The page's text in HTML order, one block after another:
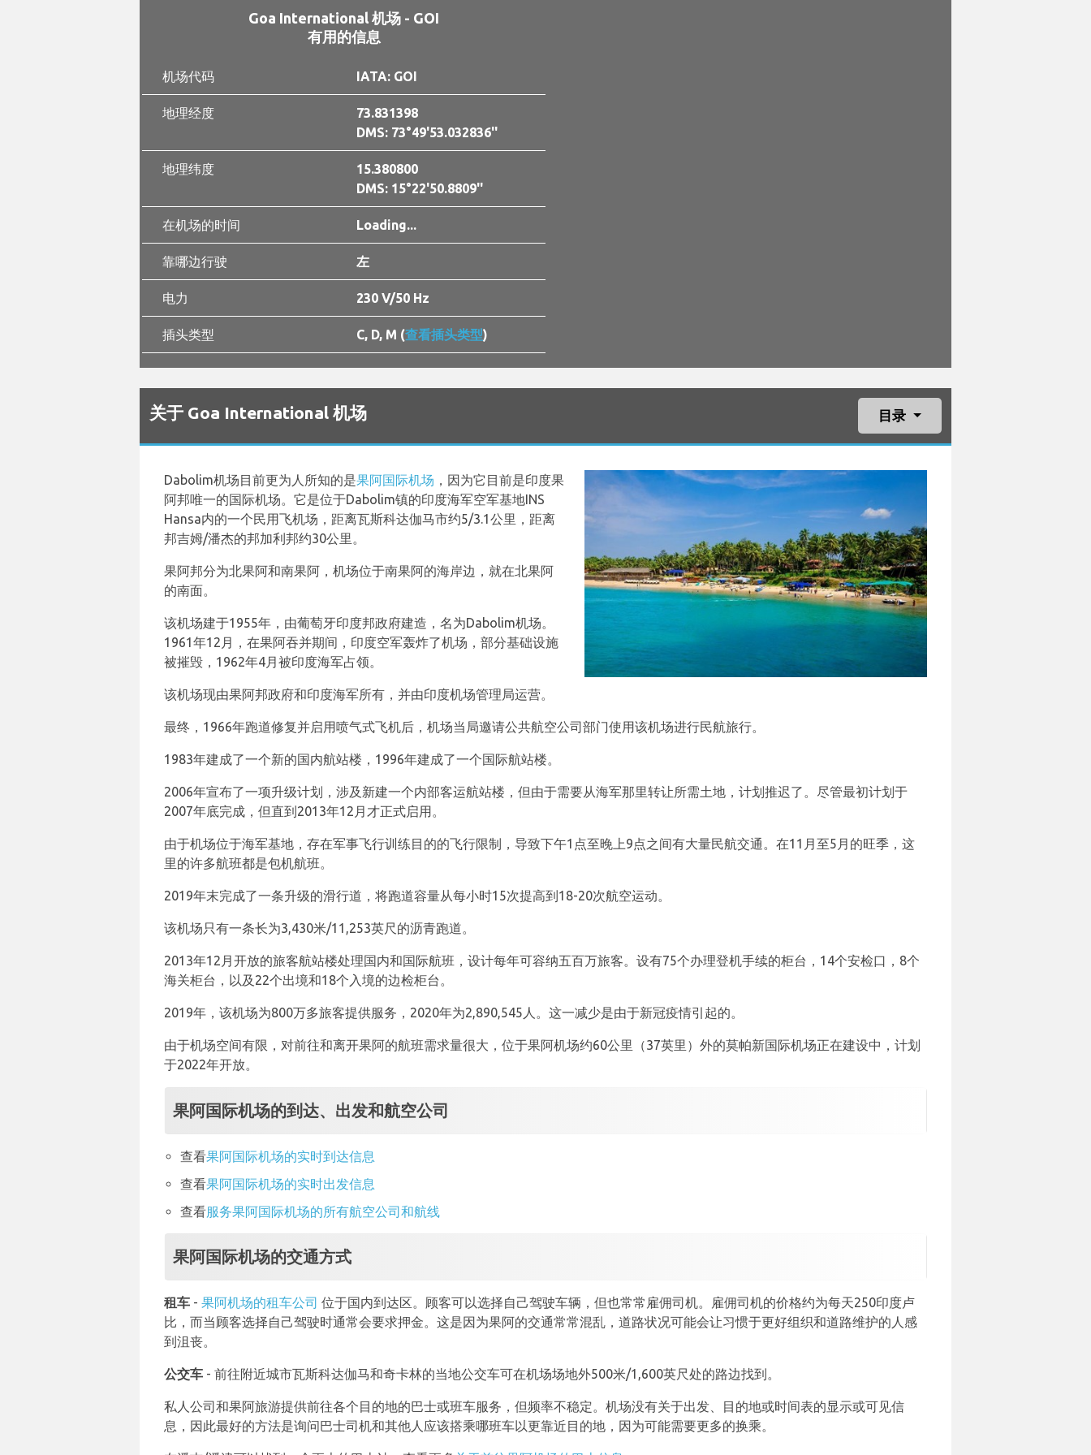
Goa International 机场 - GOI
有用的信息
机场代码 IATA: GOI
地理经度
73.831398
DMS: 73°49'53.032836''
地理纬度
15.380800
DMS: 15°22'50.8809''
在机场的时间 06:28:43 am GMT +0530
靠哪边行驶 左
电力 230 V/50 Hz
插头类型 C, D, M (查看插头类型)
关于 Goa International 机场 目录
Dabolim机场目前更为人所知的是果阿国际机场 ，因为它目前是印度果
阿邦唯一的国际机场。它是位于Dabolim镇的印度海军空军基地INS
Hansa内的一个民用飞机场，距离瓦斯科达伽马市约5/3.1公里，距离
邦吉姆/潘杰的邦加利邦约30公里。
果阿邦分为北果阿和南果阿，机场位于南果阿的海岸边，就在北果阿
的南面。
该机场建于1955年，由葡萄牙印度邦政府建造，名为Dabolim机场。
1961年12月，在果阿吞并期间，印度空军轰炸了机场，部分基础设施
被摧毁，1962年4月被印度海军占领。
该机场现由果阿邦政府和印度海军所有，并由印度机场管理局运营。
最终，1966年跑道修复并启用喷气式飞机后，机场当局邀请公共航空公司部门使用该机场进行民航旅行。
1983年建成了一个新的国内航站楼，1996年建成了一个国际航站楼。
2006年宣布了一项升级计划，涉及新建一个内部客运航站楼，但由于需要从海军那里转让所需土地，计划推迟了。尽管最初计划于
2007年底完成，但直到2013年12月才正式启用。
由于机场位于海军基地，存在军事飞行训练目的的飞行限制，导致下午1点至晚上9点之间有大量民航交通。在11月至5月的旺季，这
里的许多航班都是包机航班。
2019年末完成了一条升级的滑行道，将跑道容量从每小时15次提高到18-20次航空运动。
该机场只有一条长为3,430米/11,253英尺的沥青跑道。
2013年12月开放的旅客航站楼处理国内和国际航班，设计每年可容纳五百万旅客。设有75个办理登机手续的柜台，14个安检口，8个
海关柜台，以及22个出境和18个入境的边检柜台。
2019年，该机场为800万多旅客提供服务，2020年为2,890,545人。这一减少是由于新冠疫情引起的。
由于机场空间有限，对前往和离开果阿的航班需求量很大，位于果阿机场约60公里（37英里）外的莫帕新国际机场正在建设中，计划
于2022年开放。
果阿国际机场的到达、出发和航空公司
查看果阿国际机场的实时到达信息
查看果阿国际机场的实时出发信息
查看服务果阿国际机场的所有航空公司和航线
果阿国际机场的交通方式
租车 - 果阿机场的租车公司 位于国内到达区。顾客可以选择自己驾驶车辆，但也常常雇佣司机。雇佣司机的价格约为每天250印度卢
比，而当顾客选择自己驾驶时通常会要求押金。这是因为果阿的交通常常混乱，道路状况可能会让习惯于更好组织和道路维护的人感
到沮丧。
公交车 - 前往附近城市瓦斯科达伽马和奇卡林的当地公交车可在机场场地外500米/1,600英尺处的路边找到。
私人公司和果阿旅游提供前往各个目的地的巴士或班车服务，但频率不稳定。机场没有关于出发、目的地或时间表的显示或可见信
息，因此最好的方法是询问巴士司机和其他人应该搭乘哪班车以更靠近目的地，因为可能需要更多的换乘。